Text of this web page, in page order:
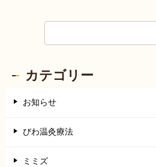
カテゴリー
お知らせ
びわ温灸療法
ミミズ